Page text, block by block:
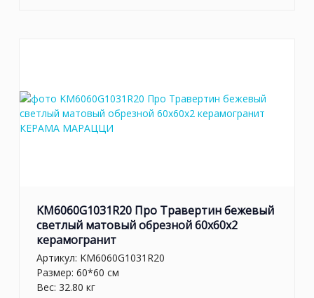
KM6060G1031R20 Про Травертин бежевый
светлый матовый обрезной 60x60x2
керамогранит
Артикул: KM6060G1031R20
Размер: 60*60 см
Вес: 32.80 кг